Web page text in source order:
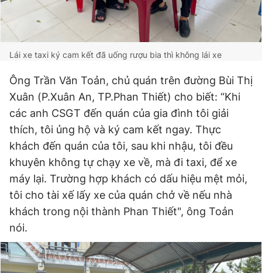
Lái xe taxi ký cam kết đã uống rượu bia thì không lái xe
Ông Trần Văn Toản, chủ quán trên đường Bùi Thị
Xuân (P.Xuân An, TP.Phan Thiết) cho biết: “Khi
các anh CSGT đến quán của gia đình tôi giải
thích, tôi ủng hộ và ký cam kết ngay. Thực
khách đến quán của tôi, sau khi nhậu, tôi đều
khuyên không tự chạy xe về, mà đi taxi, để xe
máy lại. Trường hợp khách có dấu hiệu mệt mỏi,
tôi cho tài xế lấy xe của quán chở về nếu nhà
khách trong nội thành Phan Thiết", ông Toản
nói.